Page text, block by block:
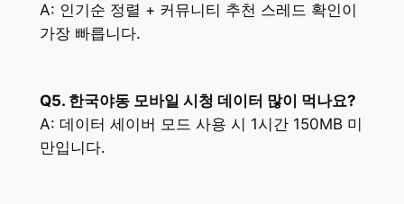
A: 인기순 정렬 + 커뮤니티 추천 스레드 확인이
가장 빠릅니다.
Q5. 한국야동 모바일 시청 데이터 많이 먹나요?
A: 데이터 세이버 모드 사용 시 1시간 150MB 미
만입니다.